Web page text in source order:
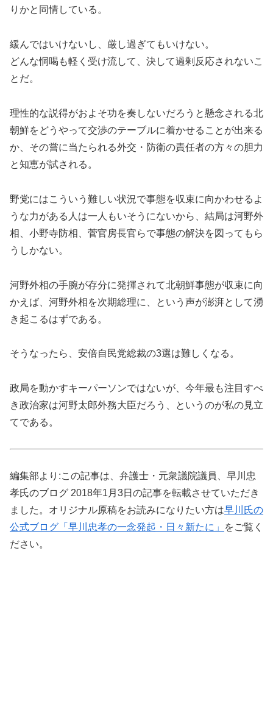
りかと同情している。
緩んではいけないし、厳し過ぎてもいけない。
どんな恫喝も軽く受け流して、決して過剰反応されないこ
とだ。
理性的な説得がおよそ功を奏しないだろうと懸念される北
朝鮮をどうやって交渉のテーブルに着かせることが出来る
か、その嘗に当たられる外交・防衛の責任者の方々の胆力
と知恵が試される。
野党にはこういう難しい状況で事態を収束に向かわせるよ
うな力がある人は一人もいそうにないから、結局は河野外
相、小野寺防相、菅官房長官らで事態の解決を図ってもら
うしかない。
河野外相の手腕が存分に発揮されて北朝鮮事態が収束に向
かえば、河野外相を次期総理に、という声が澎湃として湧
き起こるはずである。
そうなったら、安倍自民党総裁の3選は難しくなる。
政局を動かすキーパーソンではないが、今年最も注目すべ
き政治家は河野太郎外務大臣だろう、というのが私の見立
てである。
編集部より:この記事は、弁護士・元衆議院議員、早川忠
孝氏のブログ 2018年1月3日の記事を転載させていただき
ました。オリジナル原稿をお読みになりたい方は早川氏の
公式ブログ「早川忠孝の一念発起・日々新たに」
をご覧く
ださい。